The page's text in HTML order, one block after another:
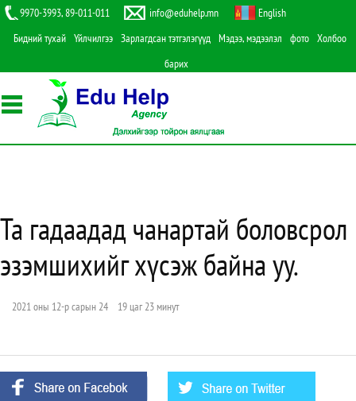
9970-3993, 89-011-011 info@eduhelp.mn
English
Бидний тухай Үйлчилгээ Зарлагдсан тэтгэлэгүүд Мэдээ, мэдээлэл фото Холбоо
барих
Та гадаадад чанартай боловсрол
эзэмшихийг хүсэж байна уу.
2021 оны 12-р сарын 24 19 цаг 23 минут